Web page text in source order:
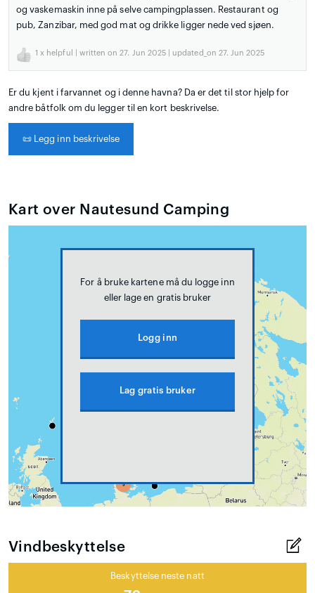
og vaskemaskin inne på selve campingplassen. Restaurant og
pub, Zanzibar, med god mat og drikke ligger nede ved sjøen.
1 x helpful | written on 27. Jun 2025 | updated_on 27. Jun 2025
Er du kjent i farvannet og i denne havna? Da er det til stor hjelp for
andre båtfolk om du legger til en kort beskrivelse.
📜 Legg inn beskrivelse
Kart over Nautesund Camping
For å bruke kartene må du logge inn
eller lage en gratis bruker
Logg inn
Lag gratis bruker
Vindbeskyttelse
Beskyttelse neste natt